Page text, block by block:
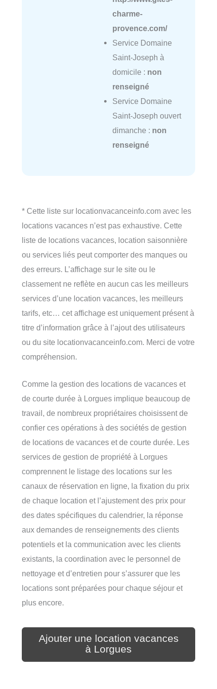
charme-
provence.com/
Service Domaine
Saint-Joseph à
domicile : non
renseigné
Service Domaine
Saint-Joseph ouvert
dimanche : non
renseigné
* Cette liste sur locationvacanceinfo.com avec les
locations vacances n’est pas exhaustive. Cette
liste de locations vacances, location saisonnière
ou services liés peut comporter des manques ou
des erreurs. L’affichage sur le site ou le
classement ne reflète en aucun cas les meilleurs
services d’une location vacances, les meilleurs
tarifs, etc… cet affichage est uniquement présent à
titre d’information grâce à l’ajout des utilisateurs
ou du site locationvacanceinfo.com. Merci de votre
compréhension.
Comme la gestion des locations de vacances et
de courte durée à Lorgues implique beaucoup de
travail, de nombreux propriétaires choisissent de
confier ces opérations à des sociétés de gestion
de locations de vacances et de courte durée. Les
services de gestion de propriété à Lorgues
comprennent le listage des locations sur les
canaux de réservation en ligne, la fixation du prix
de chaque location et l’ajustement des prix pour
des dates spécifiques du calendrier, la réponse
aux demandes de renseignements des clients
potentiels et la communication avec les clients
existants, la coordination avec le personnel de
nettoyage et d’entretien pour s’assurer que les
locations sont préparées pour chaque séjour et
plus encore.
Ajouter une location vacances
à Lorgues